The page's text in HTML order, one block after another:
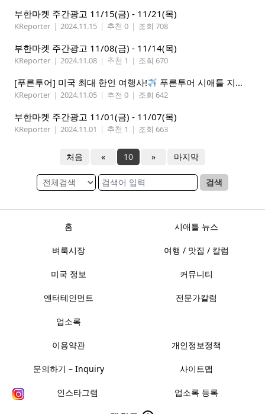
부한마켓 주간광고 11/15(금) - 11/21(목)
KReporter | 2024.11.15 | 추천 0 | 조회 708
부한마켓 주간광고 11/08(금) - 11/14(목)
KReporter | 2024.11.08 | 추천 1 | 조회 670
[푸른투어] 미국 최대 한인 여행사! 푸른투어 시애틀 지점 오픈특가, 최대 300불 할인!
KReporter | 2024.11.05 | 추천 0 | 조회 642
부한마켓 주간광고 11/01(금) - 11/07(목)
KReporter | 2024.11.01 | 추천 1 | 조회 663
처음 « 10 » 마지막
검색
홈 시애틀 뉴스
벼룩시장 여행 / 맛집 / 칼럼
미국 정보 커뮤니티
엔터테인먼트 전문가칼럼
업소록
이용약관 개인정보정책
문의하기 – Inquiry 사이트맵
인스타그램 업소록 등록